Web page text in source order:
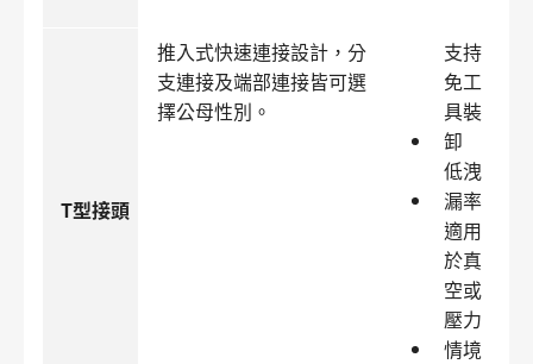
T型接頭
推入式快速連接設計，分
支連接及端部連接皆可選
擇公母性別。
支持
免工
具裝
卸
低洩
漏率
適用
於真
空或
壓力
情境